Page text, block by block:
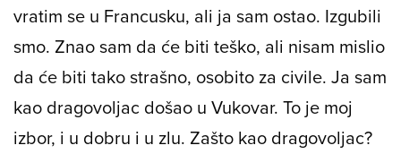
vratim se u Francusku, ali ja sam ostao. Izgubili
smo. Znao sam da će biti teško, ali nisam mislio
da će biti tako strašno, osobito za civile. Ja sam
kao dragovoljac došao u Vukovar. To je moj
izbor, i u dobru i u zlu. Zašto kao dragovoljac?